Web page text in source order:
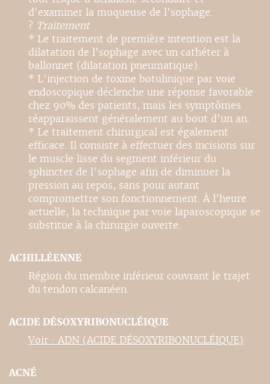
d'examiner la muqueuse de l'sophage.
? Traitement
* Le traitement de première intention est la
dilatation de l'sophage avec un cathéter à
ballonnet (dilatation pneumatique).
* L'injection de toxine botulinique par voie
endoscopique déclenche une réponse favorable
chez 90% des patients, mais les symptômes
réapparaissent généralement au bout d'un an.
* Le traitement chirurgical est également
efficace. Il consiste à effectuer des incisions sur
le muscle lisse du segment inférieur du
sphincter de l'sophage afin de diminuer la
pression au repos, sans pour autant
compromettre son fonctionnement. À l'heure
actuelle, la technique par voie laparoscopique se
substitue à la chirurgie ouverte.
ACHILLÉENNE
Région du membre inférieur couvrant le trajet
du tendon calcanéen.
ACIDE DÉSOXYRIBONUCLÉIQUE
Voir : ADN (ACIDE DÉSOXYRIBONUCLÉIQUE)
ACNÉ